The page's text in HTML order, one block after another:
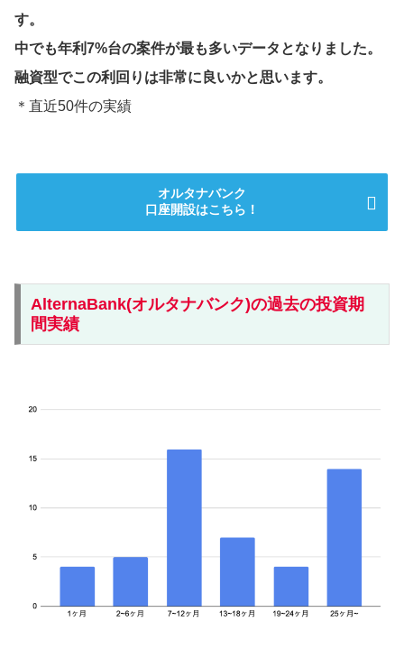
す。
中でも年利7%台の案件が最も多いデータとなりました。
融資型でこの利回りは非常に良いかと思います。
＊直近50件の実績
オルタナバンク
口座開設はこちら！
AlternaBank(オルタナバンク)の過去の投資期
間実績